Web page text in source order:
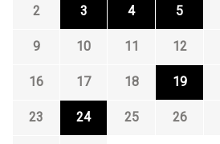
2 3 4 5
9 10 11 12
16 17 18 19
23 24 25 26